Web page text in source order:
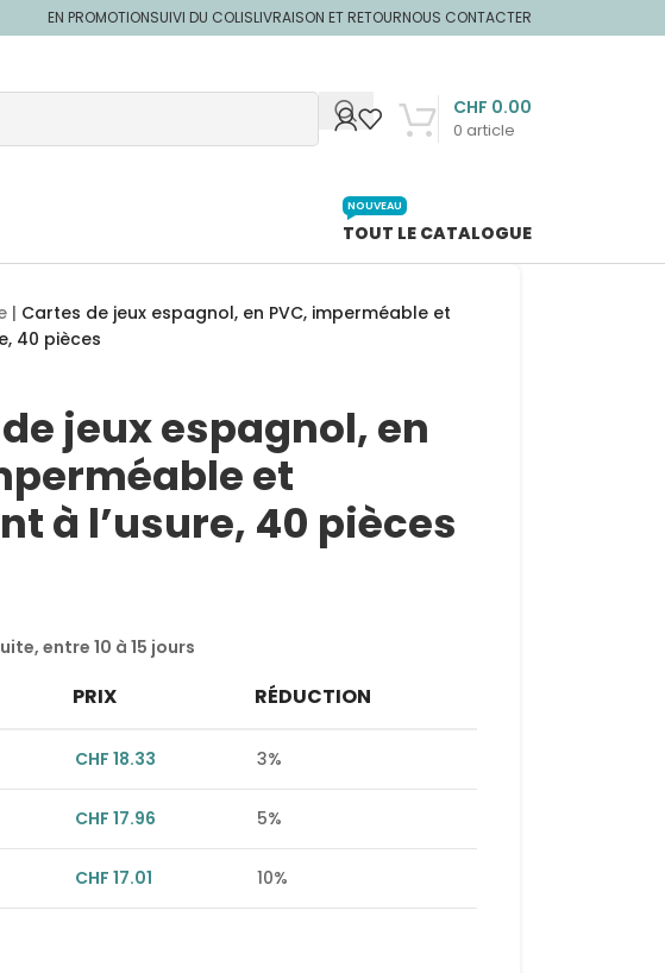
EN PROMOTIONSUIVI DU COLISLIVRAISON ET RETOURNOUS CONTACTER
0 article
CHF 0.00
TOUT LE CATALOGUE
NOUVEAU
| Cartes de jeux espagnol, en PVC, imperméable et
40 pièces
jeux espagnol, en
et
à l’usure, 40 pièces
entre 10 à 15 jours
PRIX RÉDUCTION
CHF 18.33 3%
CHF 17.96 5%
CHF 17.01 10%